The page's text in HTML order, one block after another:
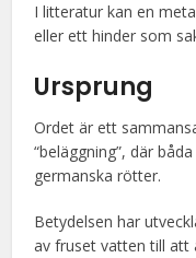
I litteratur kan en
eller ett hinder som
Ursprung
Ordet är ett
“beläggning”, där
germanska rötter.
Betydelsen har
av fruset vatten till att